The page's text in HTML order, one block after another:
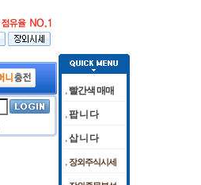
케이앤에스아이앤씨 공모청약 마감날
코스피, 외인·기관 저가 매수에 6400선 터
빨간색 매매
팝 니 다
삽 니 다
장외주식시세